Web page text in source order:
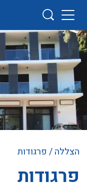
הצללה/ פרגודות
פרגודות